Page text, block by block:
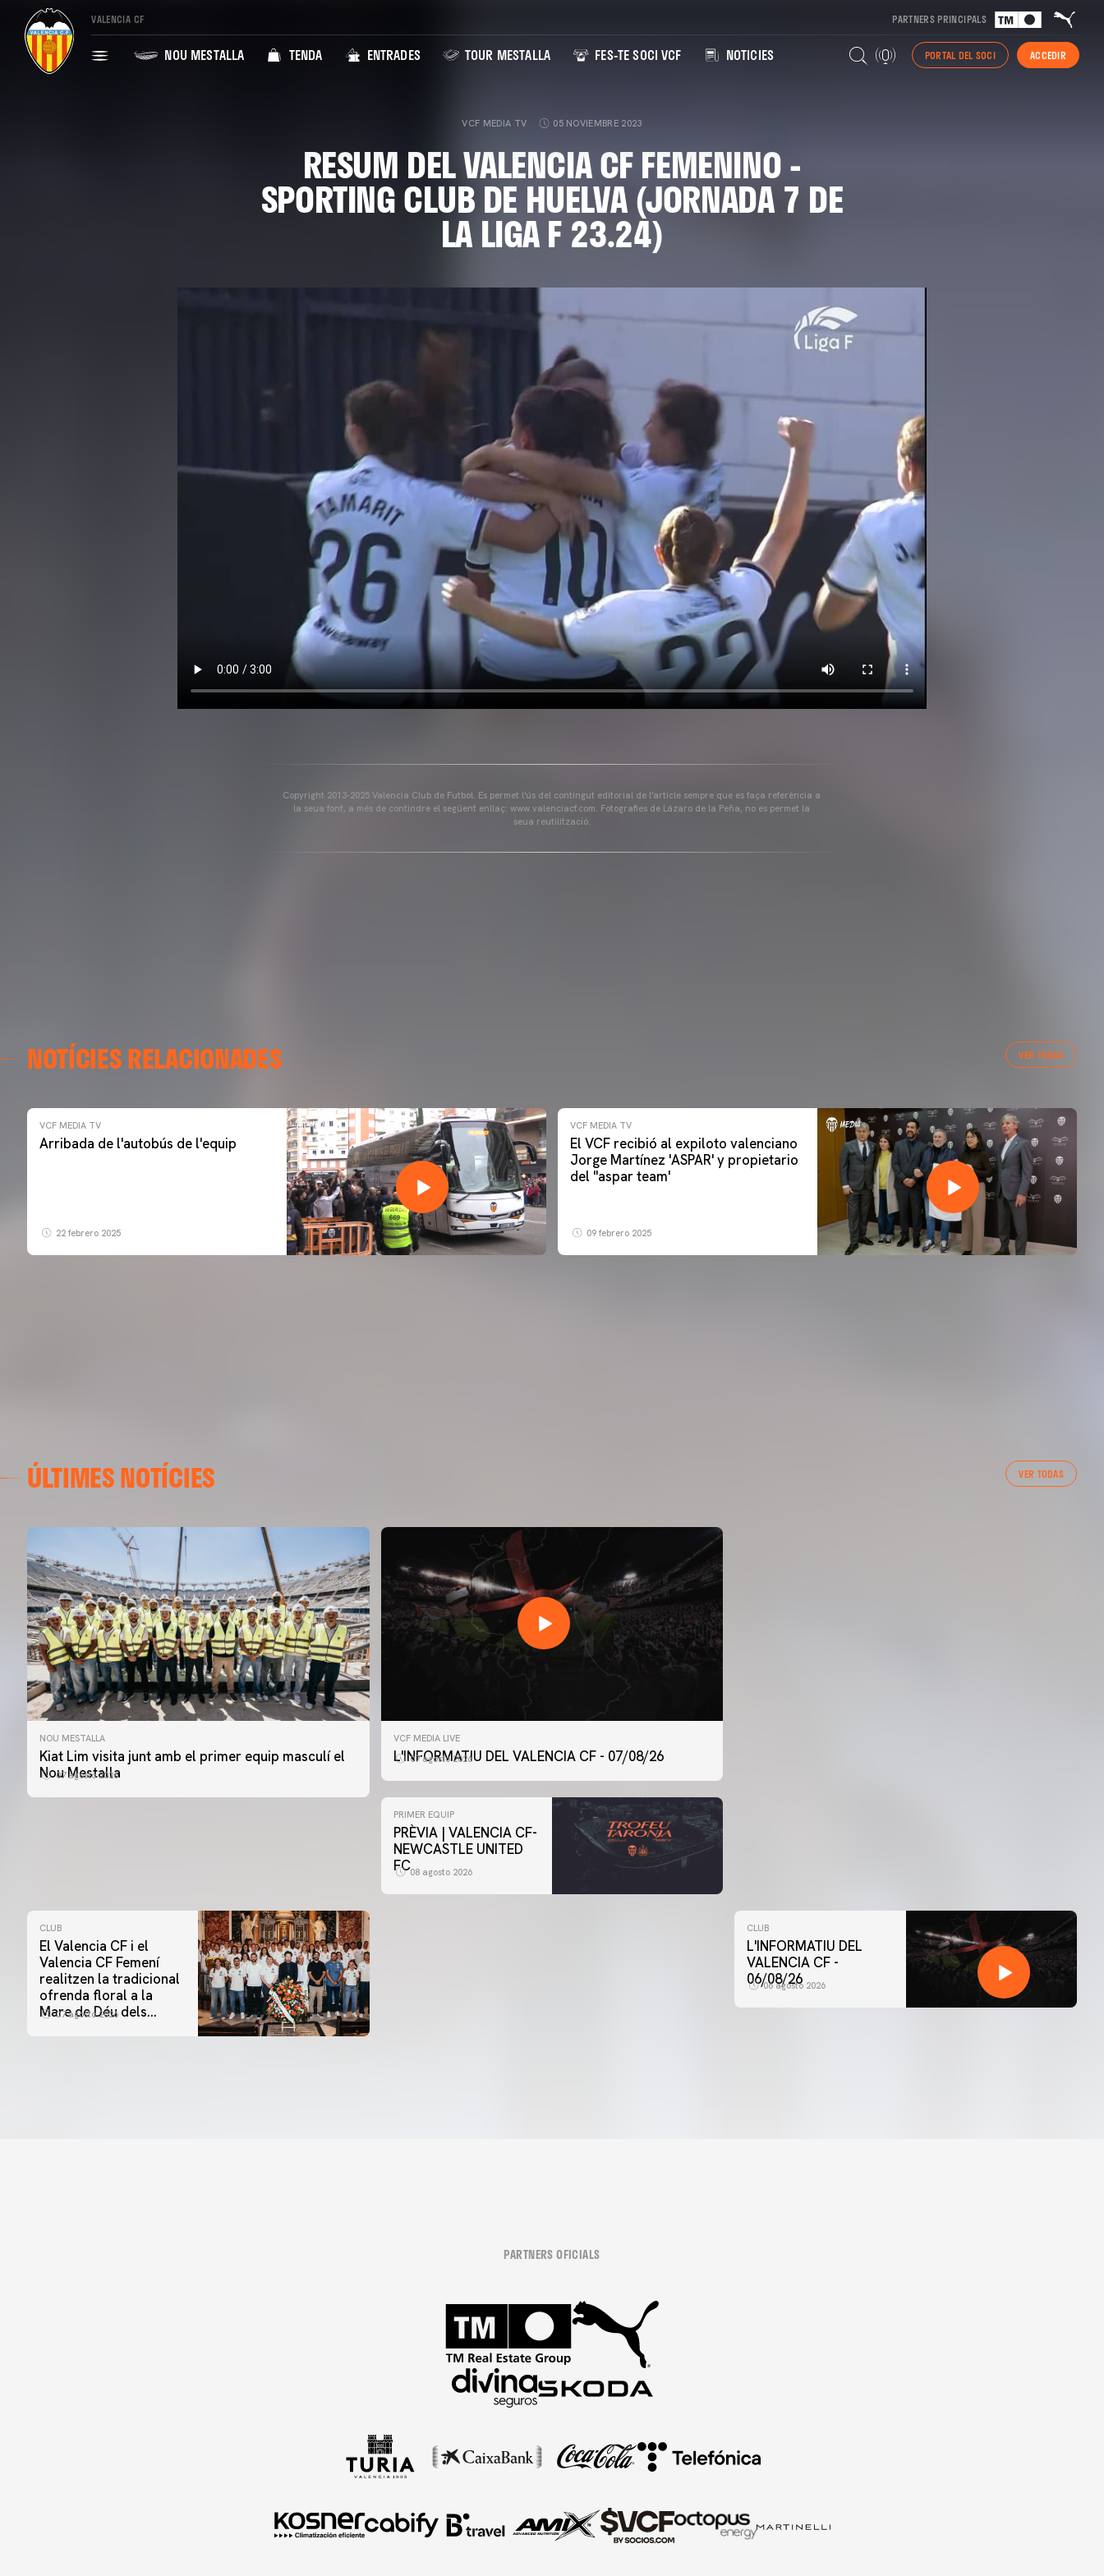
VALENCIA CF PARTNERS PRINCIPALS
NOU MESTALLA TENDA ENTRADES TOUR MESTALLA FES-TE SOCI VCF NOTICIES PORTAL DEL SOCI ACCEDIR
VCF MEDIA TV 05 NOVIEMBRE 2023
RESUM DEL VALENCIA CF FEMENINO -
SPORTING CLUB DE HUELVA (JORNADA 7 DE
LA LIGA F 23.24)
Copyright 2013-2025 Valencia Club de Futbol. Es permet l'ús del contingut editorial de l'article sempre que es faça referència a
la seua font, a més de contindre el següent enllaç: www.valenciacf.com. Fotografies de Lázaro de la Peña, no es permet la
seua reutilització.
NOTÍCIES RELACIONADES VER TODAS
VCF MEDIA TV
Arribada de l'autobús de l'equip
22 febrero 2025
VCF MEDIA TV
El VCF recibió al expiloto valenciano
Jorge Martínez 'ASPAR' y propietario
del ''aspar team'
09 febrero 2025
ÚLTIMES NOTÍCIES VER TODAS
NOU MESTALLA
Kiat Lim visita junt amb el primer equip masculí el
Nou Mestalla
07 agosto 2026
VCF MEDIA LIVE
L'INFORMATIU DEL VALENCIA CF - 07/08/26
07 agosto 2026
ENTRENAMENT DEL VALENCIA CF 7/8/2026
PRIMER EQUIP
PRÈVIA | VALENCIA CF-
NEWCASTLE UNITED
FC08 agosto 2026
CLUB
El Valencia CF i el
Valencia CF Femení
realitzen la tradicional
ofrenda floral a la
Mare de Déu dels
07 agosto 2026
CLUB
L'INFORMATIU DEL
VALENCIA CF -
06/08/26
06 agosto 2026
PARTNERS OFICIALS